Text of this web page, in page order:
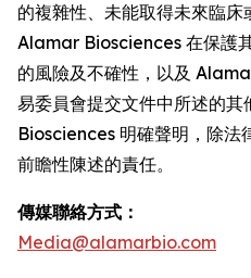
的複雜性、未能取得未來臨床
Alamar Biosciences 在保護
的風險及不確性，以及
易委員會提交文件中所述的
Biosciences 明確聲明，除法
前瞻性陳述的責任。
傳媒聯絡方式：
Media@alamarbio.com